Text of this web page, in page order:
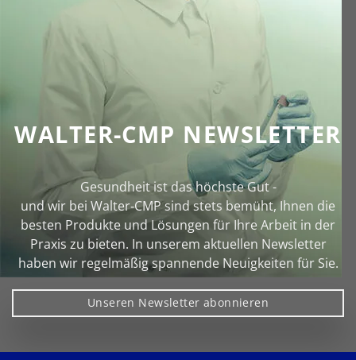
WALTER-CMP NEWSLETTER
Gesundheit ist das höchste Gut -
und wir bei Walter‑CMP sind stets bemüht, Ihnen die
besten Produkte und Lösungen für Ihre Arbeit in der
Praxis zu bieten. In unserem aktuellen Newsletter
haben wir regelmäßig spannende Neuigkeiten für Sie.
Unseren Newsletter abonnieren